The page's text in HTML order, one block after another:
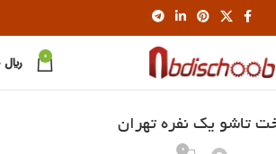
0 ﷼
تاشو یک نفره تهران
0